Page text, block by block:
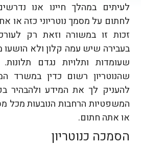
לעיתים במהלך חיינו אנו
לחתום על מסמך נוטריוני כזה או
זכות זו במשורה וזאת רק
בעבירה שיש עמה קלון ולא הושעו
שעומדות ותלויות נגדם
שהנוטריון רשום כדין במשרד
להעניק לך את המידע ולהבהיר
המשפטיות הרחבות הנובעות מכל
או אתה חתום.
הסמכה כנוטריון